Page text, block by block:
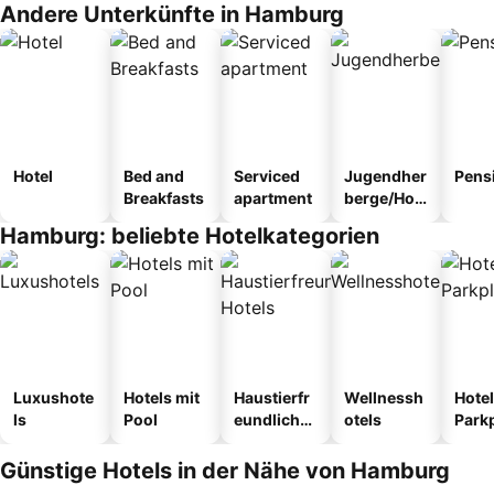
Andere Unterkünfte in Hamburg
Hotel
Bed and
Breakfasts
Serviced
apartment
Jugendher
berge/Hos
Hamburg: beliebte Hotelkategorien
Luxushote
ls
Hotels mit
Pool
Haustierfr
eundliche
Wellnessh
otels
Günstige Hotels in der Nähe von Hamburg